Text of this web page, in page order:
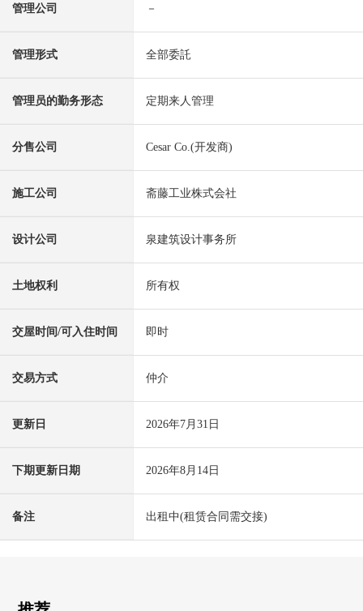
管理公司 －
管理形式 全部委託
管理员的勤务形态 定期来人管理
分售公司 Cesar Co.(开发商)
施工公司 斋藤工业株式会社
设计公司 泉建筑设计事务所
土地权利 所有权
交屋时间/可入住时间 即时
交易方式 仲介
更新日 2026年7月31日
下期更新日期 2026年8月14日
备注 出租中(租赁合同需交接)